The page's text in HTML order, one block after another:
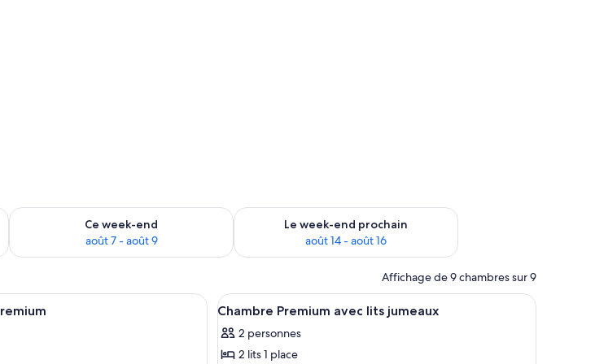
7 - août 8
Ce week-end
août 7 - août 9
Vérifier la disponibilité pour ce week-end août 7 - août 9
Le week-end prochain
août 14 - août 16
Vérifier la disponibilité pour le week-end prochain août 14 -
Affichage de 9 chambres sur 9
tableau au mur.Un lit simple avec une tête de lit en bois, une table de chevet avec une télécommande et une armoire à motifs
Afficher
toutes
les
photos
Une chambre d’hôtel avec deux lits
5
Chambre Premium avec lits jumeaux
2 personnes
2 lits 1 place